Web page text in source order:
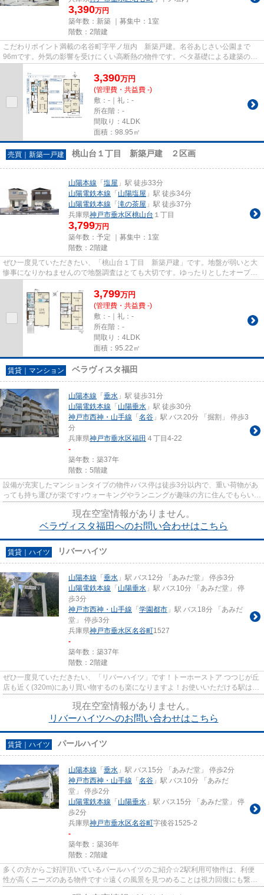
3,390万円
築年数：新築 ｜募集中： 1室
階数：2階建
こだわりポイント満載の名谷町字平ノ垣内 新築戸建。名谷あじさい公園まで
96mです。外気の影響を受けにくい高断熱の物件です。ベタ基礎による建築の
3,390万円
(管理費・共益費 -)
敷：-｜礼：-
所在階：-
間取り：4LDK
面積：98.95㎡
売買｜新築一戸建 桃山台１丁目 新築戸建 ２区画
山陽本線 「 塩屋 」駅 徒歩33分
山陽電鉄本線 「 山陽塩屋 」駅 徒歩34分
山陽電鉄本線 「 滝の茶屋 」駅 徒歩37分
兵庫県神戸市垂水区桃山台 １丁目
3,799万円
築年数：予定 ｜募集中： 1室
階数：2階建
ぜひ一度見ていただきたい、「桃山台１丁目 新築戸建」です。地盤が弱いと大
惨事になりかねませんので地盤調査はとても大切です。ゆったりとしたオープン
3,799万円
(管理費・共益費 -)
敷：-｜礼：-
所在階：-
間取り：4LDK
面積：95.22㎡
賃貸｜マンション ベラヴィスタ福田
山陽本線 「 垂水 」駅 徒歩31分
山陽電鉄本線 「 山陽垂水 」駅 徒歩30分
神戸市西神・山手線 「 名谷 」駅 バス20分 「掘割」 停歩3
分
兵庫県神戸市垂水区福田 ４丁目4-22
-
築年数：築37年
階数：5階建
設備が充実したマンションタイプの物件♪バス停は徒歩3分以内で、重い荷物があ
っても持ち運びが楽です♪ウォーキングやランニングが趣味の方に住んでもらいた
現在空室情報がありません。
ベラヴィスタ福田へのお問い合わせはこちら
賃貸｜ハイツ リバーハイツ
山陽本線 「 垂水 」駅 バス12分 「あみだ堂」 停歩3分
山陽電鉄本線 「 山陽垂水 」駅 バス10分 「あみだ堂」 停
歩3分
神戸市西神・山手線 「 学園都市 」駅 バス18分 「あみだ
堂」 停歩3分
兵庫県神戸市垂水区名谷町1527
-
築年数：築37年
階数：2階建
ぜひ一度見ていただきたい、「リバーハイツ」です！トーホーストア つつじが丘
店も近く(320m)にあり買い物するのも楽になりますよ！お使いいただける駅は2
現在空室情報がありません。
リバーハイツへのお問い合わせはこちら
賃貸｜ハイツ パールハイツ
山陽本線 「 垂水 」駅 バス15分 「あみだ堂」 停歩2分
神戸市西神・山手線 「 名谷 」駅 バス10分 「あみだ
堂」 停歩2分
山陽電鉄本線 「 山陽垂水 」駅 バス15分 「あみだ堂」 停
歩2分
兵庫県神戸市垂水区名谷町字後谷1525-2
-
築年数：築36年
階数：2階建
多くの方からご好評頂いているパールハイツのご紹介☆2駅利用可物件は、利便
性が高くニーズのある物件です☆遠くの風景を見つめることは視力回復にも繋が